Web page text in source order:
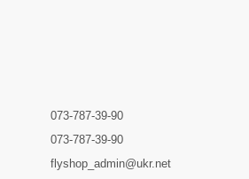
073-787-39-90
073-787-39-90
flyshop_admin@ukr.net